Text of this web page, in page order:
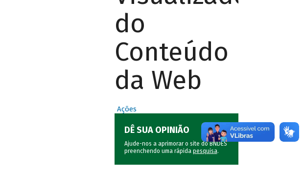
do
Conteúdo
da Web
Ações
DÊ SUA OPINIÃO
Ajude-nos a aprimorar o site do BNDES
preenchendo uma rápida pesquisa.